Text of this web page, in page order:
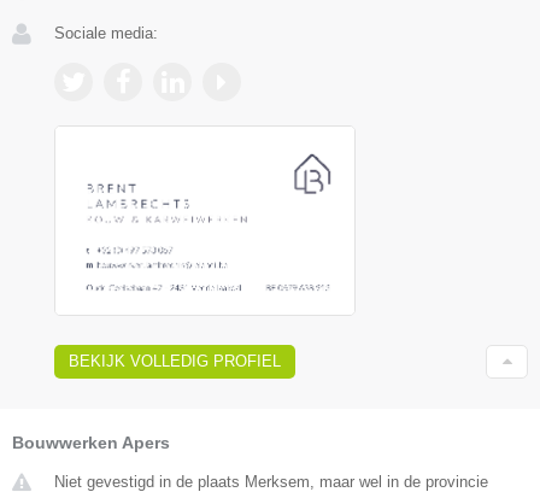
Sociale media:
BEKIJK VOLLEDIG PROFIEL
Bouwwerken Apers
Niet gevestigd in de plaats Merksem, maar wel in de provincie